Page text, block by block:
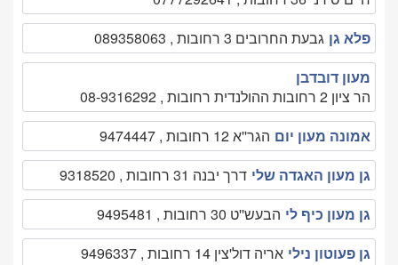
פלא גן גבעת החרובים 3 רחובות , 089358063
מעון דובדבן
הר ציון 2 רחובות ההולנדית רחובות , 08-9316292
אמונה מעון יום הגר''א 12 רחובות , 9474447
גן מעון האגדה שלי דרך יבנה 31 רחובות , 9318520
גן מעון כיף לי הבעש''ט 30 רחובות , 9495481
גן פעוטון נילי אריה דול'צין 14 רחובות , 9496337